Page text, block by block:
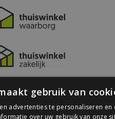
gebruik van
advertenties te personaliseren en
over uw gebruik van onze